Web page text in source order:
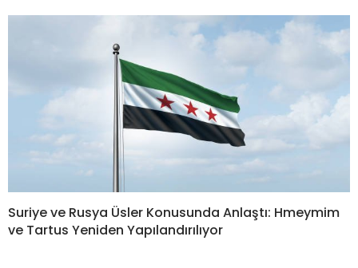
Suriye ve Rusya Üsler Konusunda Anlaştı: Hmeymim
ve Tartus Yeniden Yapılandırılıyor